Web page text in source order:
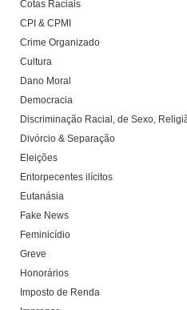
Cotas Raciais
CPI & CPMI
Crime Organizado
Cultura
Dano Moral
Democracia
Discriminação Racial, de Sexo,
Divórcio & Separação
Eleições
Entorpecentes ilícitos
Eutanásia
Fake News
Feminicídio
Greve
Honorários
Imposto de Renda